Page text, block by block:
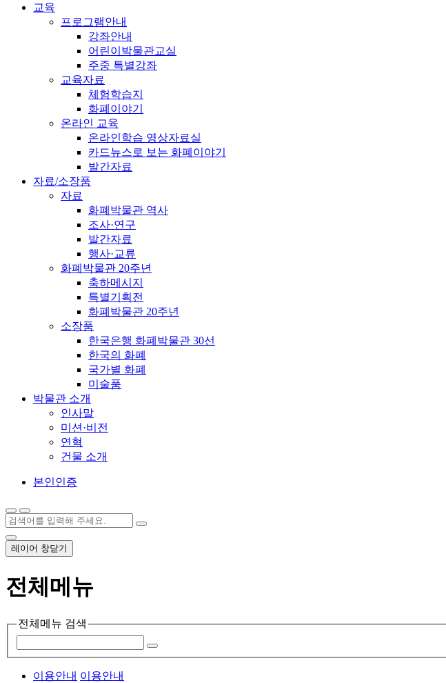
교육
프로그램안내
강좌안내
어린이박물관교실
주중 특별강좌
교육자료
체험학습지
화폐이야기
온라인 교육
온라인학습 영상자료실
카드뉴스로 보는 화폐이야기
발간자료
자료/소장품
자료
화폐박물관 역사
조사·연구
발간자료
행사·교류
화폐박물관 20주년
축하메시지
특별기획전
화폐박물관 20주년
소장품
한국은행 화폐박물관 30선
한국의 화폐
국가별 화폐
미술품
박물관 소개
인사말
미션·비전
연혁
건물 소개
본인인증
레이어 창닫기
전체메뉴
전체메뉴 검색
이용안내 이용안내